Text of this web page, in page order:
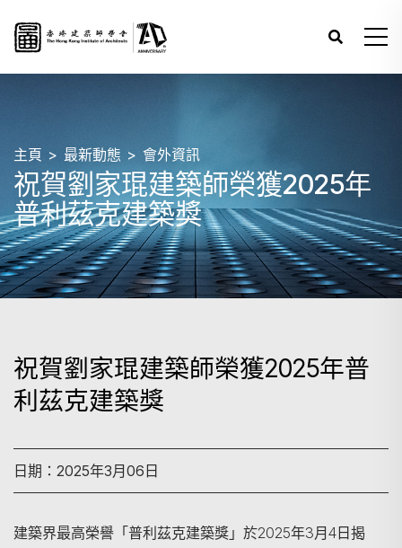
主頁 最新動態 會外資訊
祝賀劉家琨建築師榮獲2025年
普利茲克建築獎
祝賀劉家琨建築師榮獲2025年普
利茲克建築獎
日期：2025年3月06日
建築界最高榮譽「普利茲克建築獎」於2025年3月4日揭